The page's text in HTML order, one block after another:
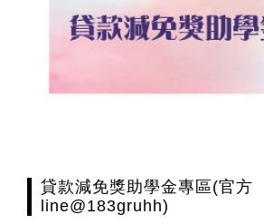
貸款減免獎助學金專區(官方
line@183gruhh)